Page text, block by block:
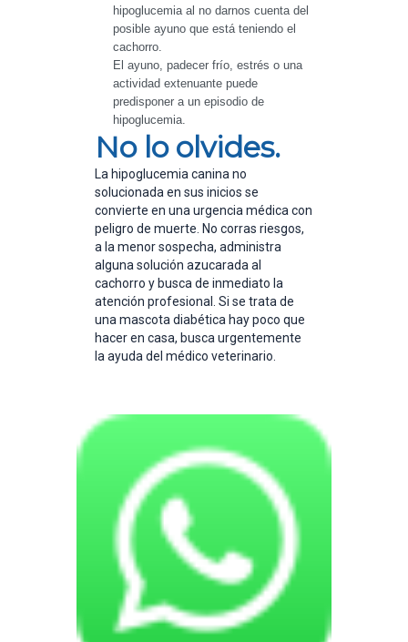
hipoglucemia al no darnos cuenta del
posible ayuno que está teniendo el
cachorro.
El ayuno, padecer frío, estrés o una
actividad extenuante puede
predisponer a un episodio de
hipoglucemia.
No lo olvides.
La hipoglucemia canina no
solucionada en sus inicios se
convierte en una urgencia médica con
peligro de muerte. No corras riesgos,
a la menor sospecha, administra
alguna solución azucarada al
cachorro y busca de inmediato la
atención profesional. Si se trata de
una mascota diabética hay poco que
hacer en casa, busca urgentemente
la ayuda del médico veterinario.